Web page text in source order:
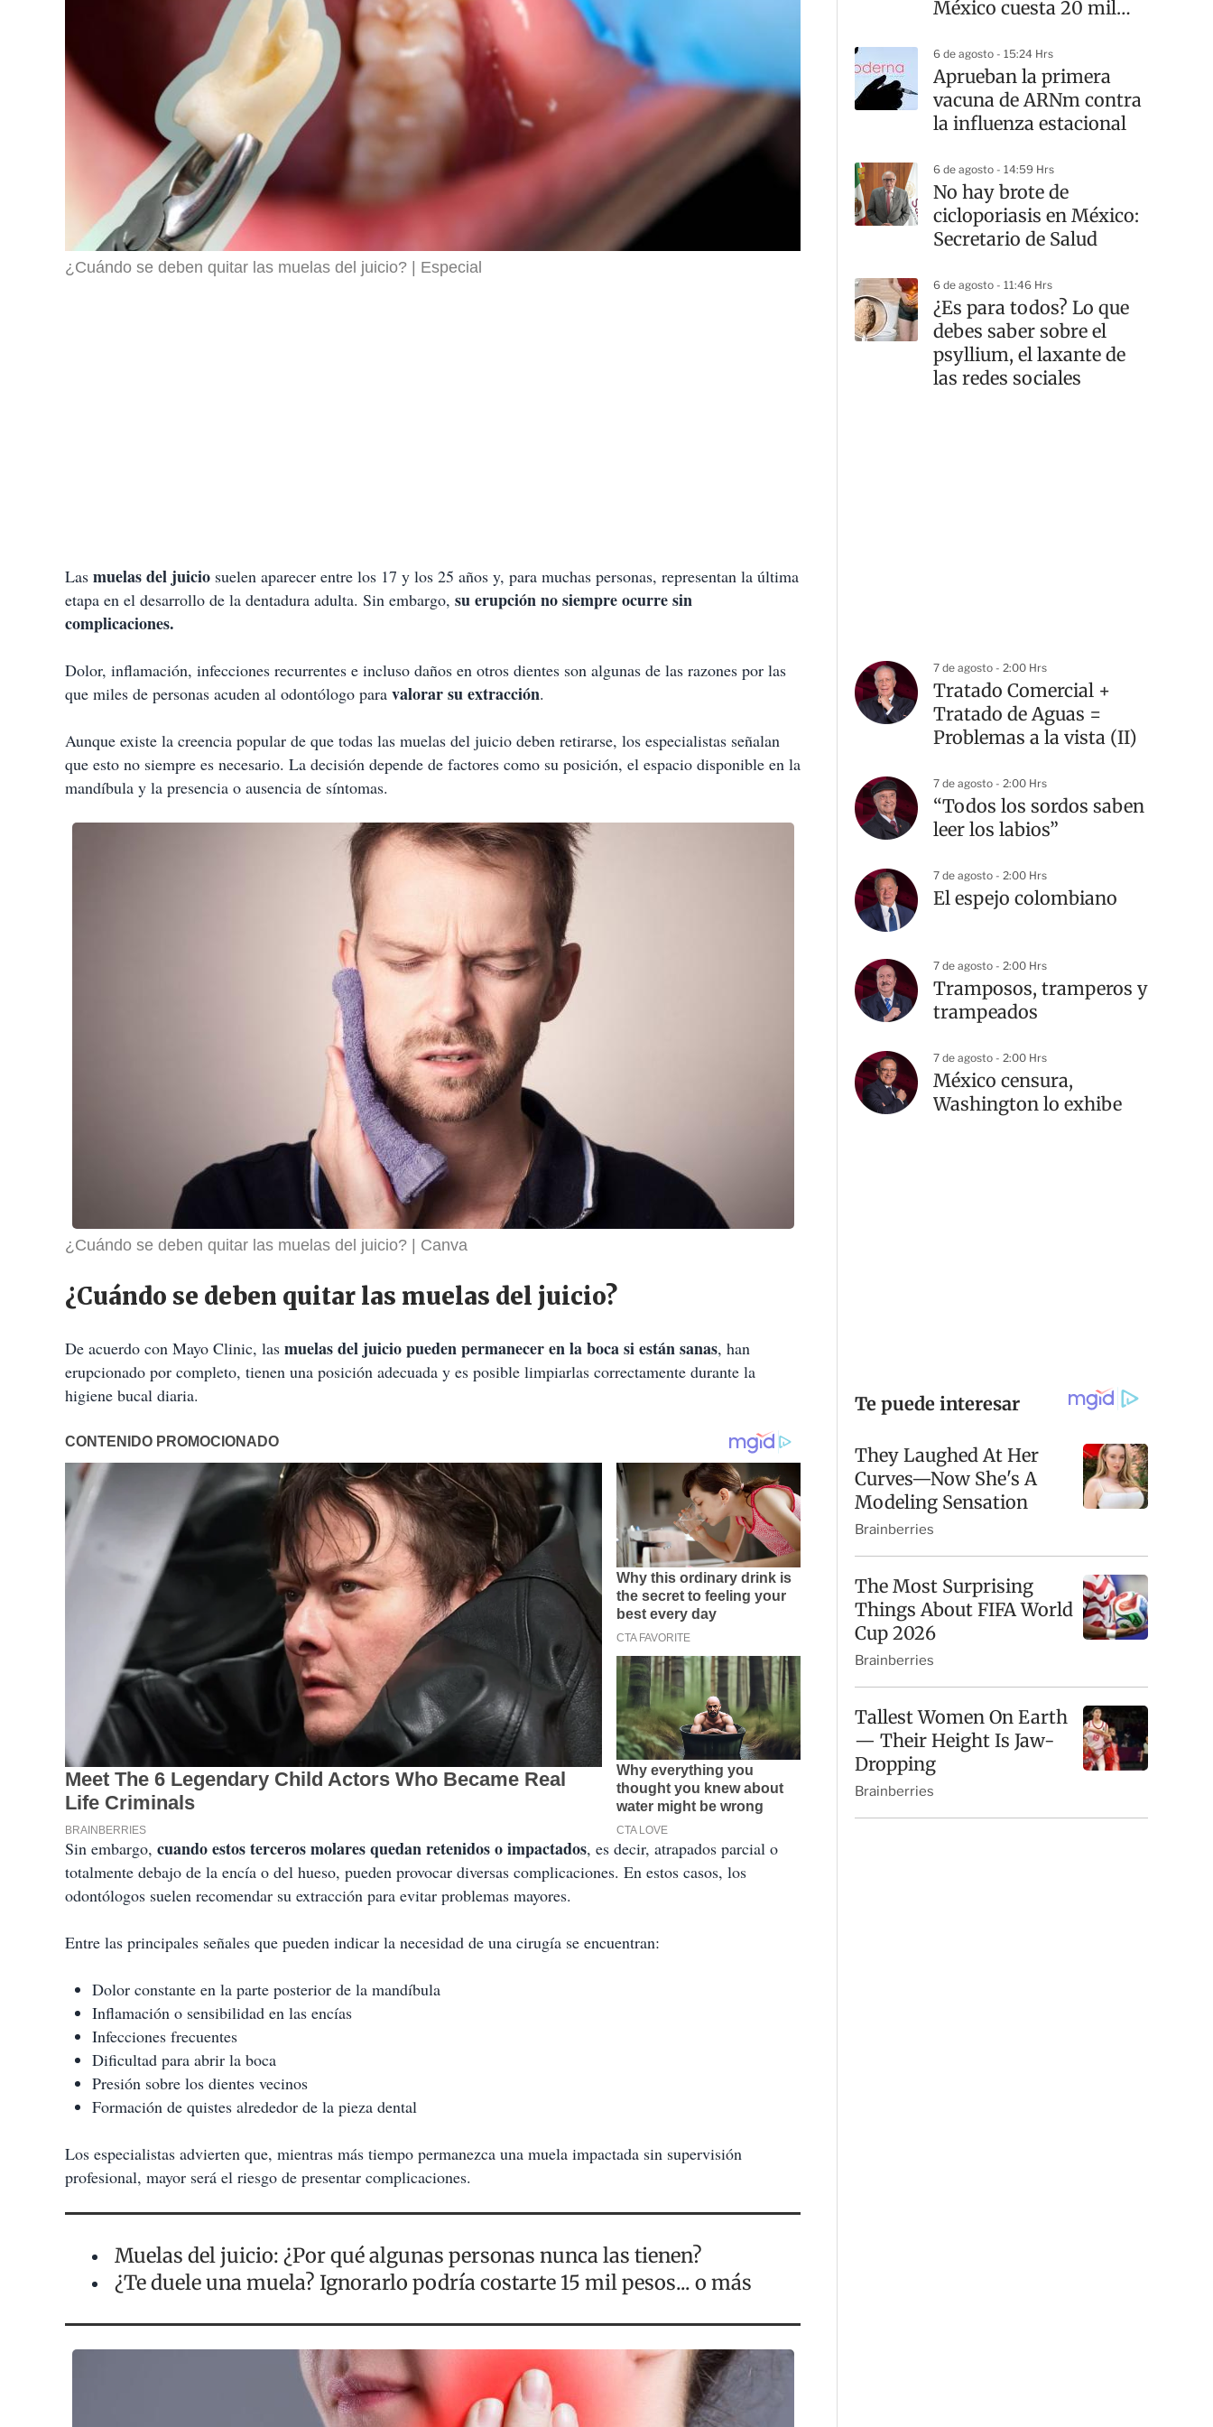
¿Cuándo se deben quitar las muelas del juicio? Especial
Las muelas del juicio suelen aparecer entre los 17 y los 25 años y, para muchas personas, representan la última
etapa en el desarrollo de la dentadura adulta. Sin embargo, su erupción no siempre ocurre sin
complicaciones.
Dolor, inflamación, infecciones recurrentes e incluso daños en otros dientes son algunas de las razones por las
que miles de personas acuden al odontólogo para valorar su extracción.
Aunque existe la creencia popular de que todas las muelas del juicio deben retirarse, los especialistas señalan
que esto no siempre es necesario. La decisión depende de factores como su posición, el espacio disponible en la
mandíbula y la presencia o ausencia de síntomas.
¿Cuándo se deben quitar las muelas del juicio? Canva
¿Cuándo se deben quitar las muelas del juicio?
De acuerdo con Mayo Clinic, las muelas del juicio pueden permanecer en la boca si están sanas, han
erupcionado por completo, tienen una posición adecuada y es posible limpiarlas correctamente durante la
higiene bucal diaria.
Sin embargo, cuando estos terceros molares quedan retenidos o impactados, es decir, atrapados parcial o
totalmente debajo de la encía o del hueso, pueden provocar diversas complicaciones. En estos casos, los
odontólogos suelen recomendar su extracción para evitar problemas mayores.
Entre las principales señales que pueden indicar la necesidad de una cirugía se encuentran:
Dolor constante en la parte posterior de la mandíbula
Inflamación o sensibilidad en las encías
Infecciones frecuentes
Dificultad para abrir la boca
Presión sobre los dientes vecinos
Formación de quistes alrededor de la pieza dental
Los especialistas advierten que, mientras más tiempo permanezca una muela impactada sin supervisión
profesional, mayor será el riesgo de presentar complicaciones.
Muelas del juicio: ¿Por qué algunas personas nunca las tienen?
¿Te duele una muela? Ignorarlo podría costarte 15 mil pesos... o más
México cuesta 20 mil
6 de agosto - 15:24 Hrs
Aprueban la primera
vacuna de ARNm contra
la influenza estacional
6 de agosto - 14:59 Hrs
No hay brote de
cicloporiasis en México:
Secretario de Salud
6 de agosto - 11:46 Hrs
¿Es para todos? Lo que
debes saber sobre el
psyllium, el laxante de
las redes sociales
7 de agosto - 2:00 Hrs
Tratado Comercial +
Tratado de Aguas =
Problemas a la vista (II)
7 de agosto - 2:00 Hrs
“Todos los sordos saben
leer los labios”
7 de agosto - 2:00 Hrs
El espejo colombiano
7 de agosto - 2:00 Hrs
Tramposos, tramperos y
trampeados
7 de agosto - 2:00 Hrs
México censura,
Washington lo exhibe